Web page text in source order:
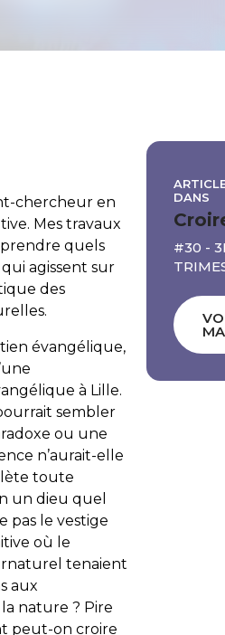
chercheur en
Mes travaux
quels
agissent sur
des
évangélique,
à Lille.
sembler
ou une
n’aurait-elle
toute
un dieu quel
pas le vestige
où le
tenaient
aux
nature ? Pire
peut-on croire
DANS
#30 -